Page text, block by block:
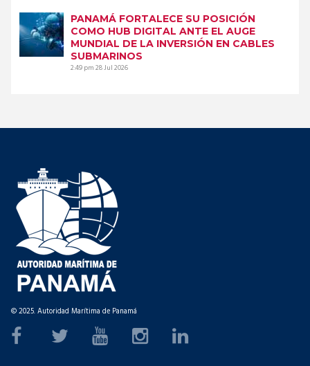
PANAMÁ FORTALECE SU POSICIÓN
COMO HUB DIGITAL ANTE EL AUGE
MUNDIAL DE LA INVERSIÓN EN CABLES
SUBMARINOS
2:49 pm28 Jul 2026
© 2025. Autoridad Marítima de Panamá